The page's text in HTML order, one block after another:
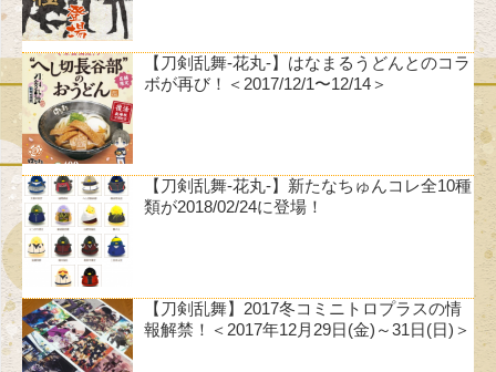
【刀剣乱舞-花丸-】はなまるうどんとのコラ
ボが再び！＜2017/12/1〜12/14＞
【刀剣乱舞-花丸-】新たなちゅんコレ全10種
類が2018/02/24に登場！
【刀剣乱舞】2017冬コミニトロプラスの情
報解禁！＜2017年12月29日(金)～31日(日)＞